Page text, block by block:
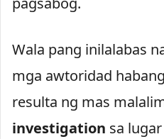
Wala pang inilalabas
mga awtoridad
resulta ng mas
investigation sa